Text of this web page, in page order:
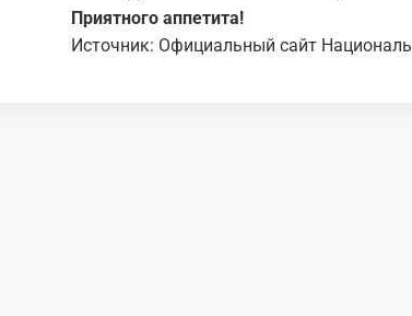
Приятного аппетита!
Источник: Официальный сайт